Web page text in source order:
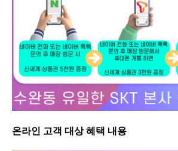
온라인 고객 대상 혜택 내용